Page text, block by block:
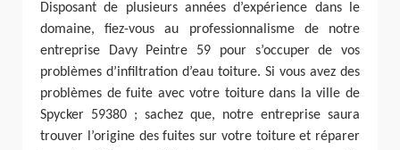
Disposant de plusieurs années d’expérience dans le
domaine, fiez-vous au professionnalisme de notre
entreprise Davy Peintre 59 pour s’occuper de vos
problèmes d’infiltration d’eau toiture. Si vous avez des
problèmes de fuite avec votre toiture dans la ville de
Spycker 59380 ; sachez que, notre entreprise saura
trouver l’origine des fuites sur votre toiture et réparer